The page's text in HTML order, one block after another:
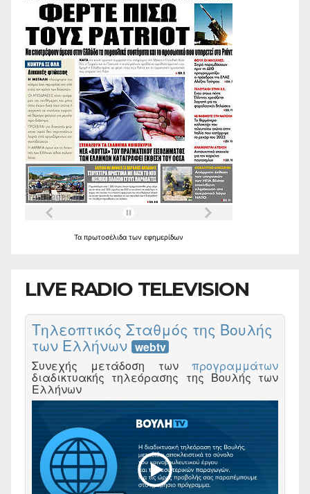
Τα πρωτοσέλιδα των εφημερίδων
LIVE RADIO TELEVISION